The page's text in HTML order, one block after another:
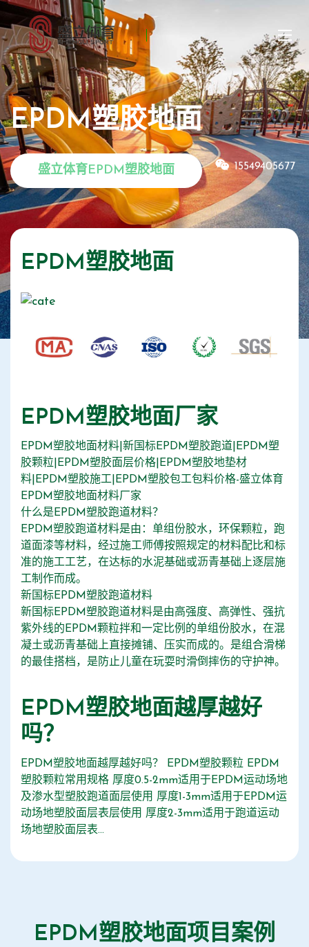
EPDM塑胶地面
盛立体育EPDM塑胶地面 15549405677
EPDM塑胶地面
EPDM塑胶地面厂家
EPDM塑胶地面材料|新国标EPDM塑胶跑道|EPDM塑
胶颗粒|EPDM塑胶面层价格|EPDM塑胶地垫材
料|EPDM塑胶施工|EPDM塑胶包工包料价格-盛立体育
EPDM塑胶地面材料厂家
什么是EPDM塑胶跑道材料？
EPDM塑胶跑道材料是由：单组份胶水，环保颗粒，跑
道面漆等材料，经过施工师傅按照规定的材料配比和标
准的施工工艺，在达标的水泥基础或沥青基础上逐层施
工制作而成。
新国标EPDM塑胶跑道材料
新国标EPDM塑胶跑道材料是由高强度、高弹性、强抗
紫外线的EPDM颗粒拌和一定比例的单组份胶水，在混
凝土或沥青基础上直接摊铺、压实而成的。是组合滑梯
的最佳搭档，是防止儿童在玩耍时滑倒摔伤的守护神。
EPDM塑胶地面越厚越好
吗？
EPDM塑胶地面越厚越好吗？ EPDM塑胶颗粒 EPDM
塑胶颗粒常用规格 厚度0.5-2mm适用于EPDM运动场地
及渗水型塑胶跑道面层使用 厚度1-3mm适用于EPDM运
动场地塑胶面层表层使用 厚度2-3mm适用于跑道运动
场地塑胶面层表...
EPDM塑胶地面项目案例